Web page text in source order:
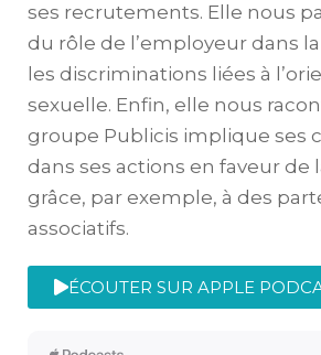
ses recrutements. Elle nous
du rôle de l’employeur dans
les discriminations liées à
sexuelle. Enfin, elle nous
groupe Publicis implique ses
dans ses actions en faveur de
grâce, par exemple, à des
associatifs.
ÉCOUTER SUR APPLE